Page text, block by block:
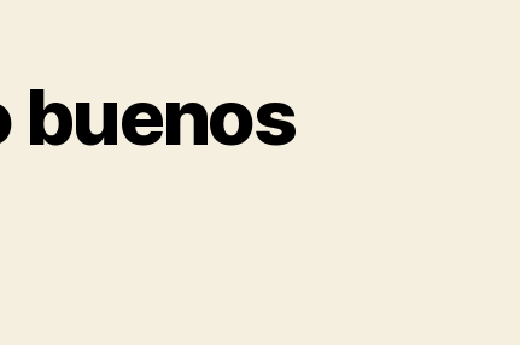
buenos